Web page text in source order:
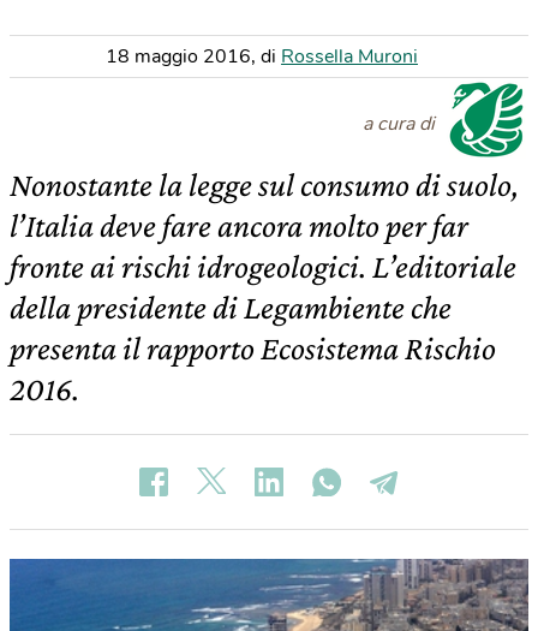
18 maggio 2016, di Rossella Muroni
a cura di
Nonostante la legge sul consumo di suolo,
l’Italia deve fare ancora molto per far
fronte ai rischi idrogeologici. L’editoriale
della presidente di Legambiente che
presenta il rapporto Ecosistema Rischio
2016.